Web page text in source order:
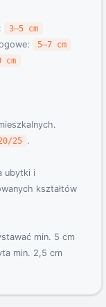
3–5 cm
5–7 cm
cm
25 .
ubytki i
kształtów
min. 5 cm
min. 2,5 cm